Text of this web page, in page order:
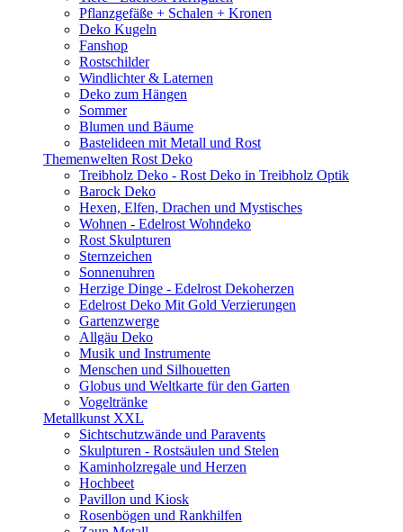
Pflanzgefäße + Schalen + Kronen
Deko Kugeln
Fanshop
Rostschilder
Windlichter & Laternen
Deko zum Hängen
Sommer
Blumen und Bäume
Bastelideen mit Metall und Rost
Themenwelten Rost Deko
Treibholz Deko - Rost Deko in Treibholz Optik
Barock Deko
Hexen, Elfen, Drachen und Mystisches
Wohnen - Edelrost Wohndeko
Rost Skulpturen
Sternzeichen
Sonnenuhren
Herzige Dinge - Edelrost Dekoherzen
Edelrost Deko Mit Gold Verzierungen
Gartenzwerge
Allgäu Deko
Musik und Instrumente
Menschen und Silhouetten
Globus und Weltkarte für den Garten
Vogeltränke
Metallkunst XXL
Sichtschutzwände und Paravents
Skulpturen - Rostsäulen und Stelen
Kaminholzregale und Herzen
Hochbeet
Pavillon und Kiosk
Rosenbögen und Rankhilfen